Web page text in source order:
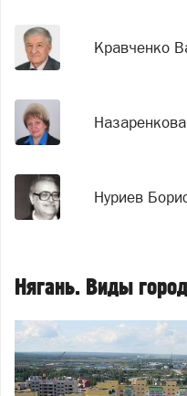
Кравченко
Нуриев
Нягань. Виды